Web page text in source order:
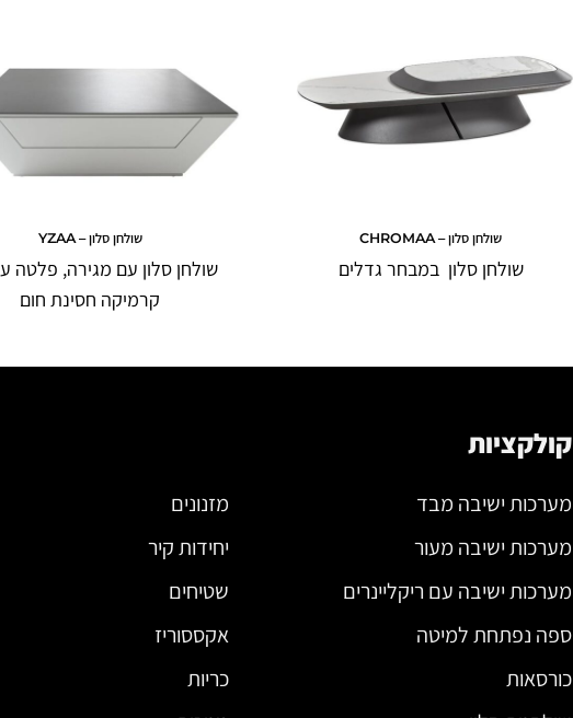
שולחן סלון – CHROMAA
שולחן סלון במבחר גדלים
שולחן סלון – YZAA
שולחן סלון עם מגירה, פלטה
קרמיקה חסינת חום
קולקציות
מערכות ישיבה מבד
מערכות ישיבה מעור
מערכות ישיבה עם ריקליינרים
ספה נפתחת למיטה
כורסאות
מזנונים
יחידות קיר
שטיחים
אקססוריז
כריות